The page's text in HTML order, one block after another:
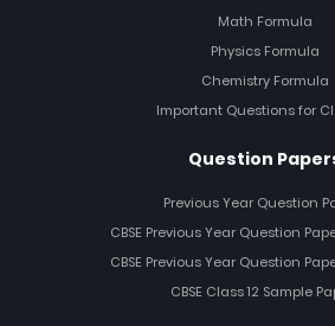
Math Formula
Physics Formula
Chemistry Formula
Important Questions for
Question
Previous Year Question
CBSE Previous Year Question
CBSE Previous Year Question
CBSE Class 12 Sample